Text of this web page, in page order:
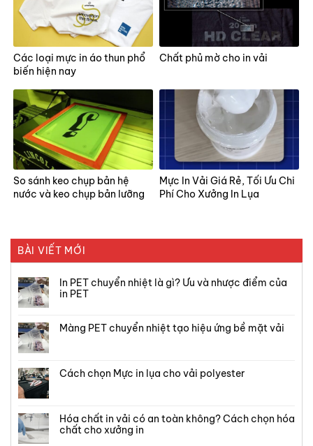
BÀI VIẾT MỚI
In PET chuyển nhiệt là gì? Ưu và nhược điểm của
in PET
Màng PET chuyển nhiệt tạo hiệu ứng bề mặt vải
Cách chọn Mực in lụa cho vải polyester
Hóa chất in vải có an toàn không? Cách chọn hóa
chất cho xưởng in
Các loại mực in áo thun phổ
biến hiện nay
Chất phủ mờ cho in vải
So sánh keo chụp bản hệ
nước và keo chụp bản lưỡng
Mực In Vải Giá Rẻ, Tối Ưu Chi
Phí Cho Xưởng In Lụa